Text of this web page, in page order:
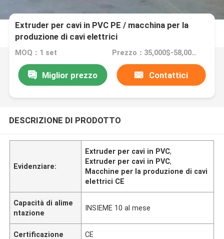
Extruder per cavi in PVC PE / macchina per la
produzione di cavi elettrici
MOQ：1 set Prezzo：35,000$-58,000$
Miglior prezzo Contattici
DESCRIZIONE DI PRODOTTO
Evidenziare:
Extruder per cavi in PVC,
Extruder per cavi in PVC,
Macchine per la produzione di cavi
elettrici CE
Capacità di alime
ntazione
INSIEME 10 al mese
Certificazione CE